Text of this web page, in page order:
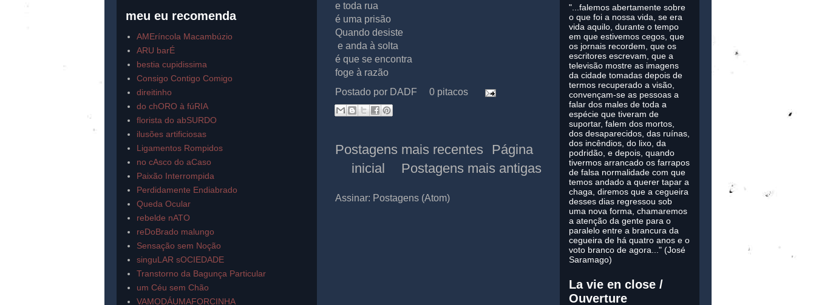
e toda rua
é uma prisão
Quando desiste
e anda à solta
é que se encontra
foge à razão
Postado por DADF 0 pitacos
Postagens mais recentes
Postagens mais antigas
Página
inicial
Assinar: Postagens (Atom)
meu eu recomenda
AMEríncola Macambúzio
ARU barÉ
bestia cupidissima
Consigo Contigo Comigo
direitinho
do chORO à fúRIA
florista do abSURDO
ilusões artificiosas
Ligamentos Rompidos
no cAsco do aCaso
Paixão Interrompida
Perdidamente Endiabrado
Queda Ocular
rebelde nATO
reDoBrado malungo
Sensação sem Noção
singuLAR sOCIEDADE
Transtorno da Bagunça Particular
um Céu sem Chão
VAMODÁUMAFORCINHA
"...falemos abertamente sobre
o que foi a nossa vida, se era
vida aquilo, durante o tempo
em que estivemos cegos, que
os jornais recordem, que os
escritores escrevam, que a
televisão mostre as imagens
da cidade tomadas depois de
termos recuperado a visão,
convençam-se as pessoas a
falar dos males de toda a
espécie que tiveram de
suportar, falem dos mortos,
dos desaparecidos, das ruínas,
dos incêndios, do lixo, da
podridão, e depois, quando
tivermos arrancado os farrapos
de falsa normalidade com que
temos andado a querer tapar a
chaga, diremos que a cegueira
desses dias regressou sob
uma nova forma, chamaremos
a atenção da gente para o
paralelo entre a brancura da
cegueira de há quatro anos e o
voto branco de agora..." (José
Saramago)
La vie en close /
Ouverture